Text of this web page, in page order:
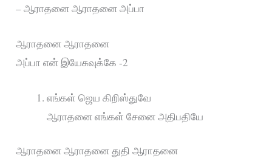
– ஆராதனை ஆராதனை அப்பா
ஆராதனை ஆராதனை
அப்பா என் இயேசுவுக்கே -2
எங்கள் ஜெய கிறிஸ்துவே
ஆராதனை எங்கள் சேனை அதிபதியே
ஆராதனை ஆராதனை துதி ஆராதனை